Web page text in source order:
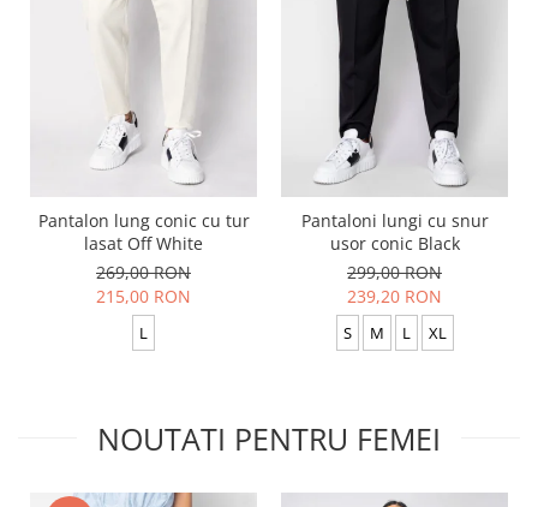
Pantalon lung conic cu tur
lasat Off White
269,00 RON
215,00 RON
L
Pantaloni lungi cu snur
usor conic Black
299,00 RON
239,20 RON
S M L XL
NOUTATI PENTRU FEMEI